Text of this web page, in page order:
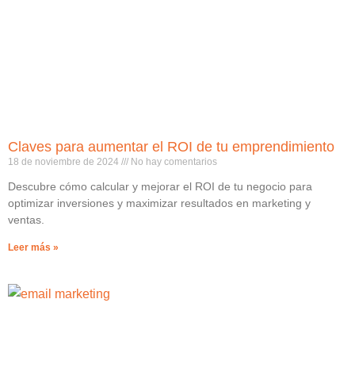
Claves para aumentar el ROI de tu emprendimiento
18 de noviembre de 2024 No hay comentarios
Descubre cómo calcular y mejorar el ROI de tu negocio para
optimizar inversiones y maximizar resultados en marketing y
ventas.
Leer más »